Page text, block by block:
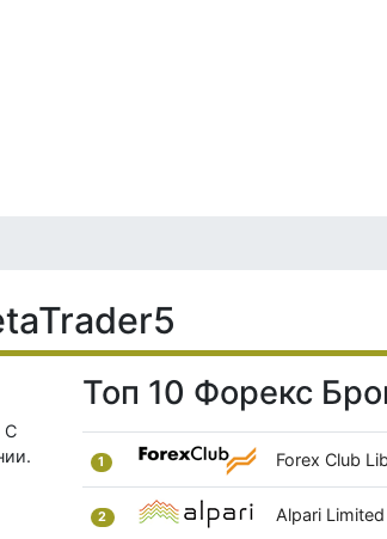
С
Топ 10 Форекс
1 Forex Club
2 Alpari Limited